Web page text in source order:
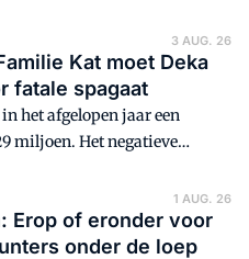
partij.
3 AUG. 26
Kat moet Deka
fatale spagaat
het afgelopen jaar een
miljoen. Het negatieve
zingt het verhaal rond dat het
formule. Maar is dat ook
vroeg aan branche-
1 AUG. 26
Erop of eronder voor
onder de loep